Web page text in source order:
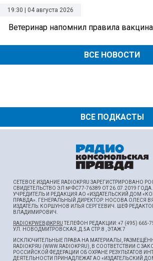
ВСЕ ПОДКАСТЫ
19:30 | 04 августа 2026
Ветеринар напомнил правила
ВСЕ НОВОСТИ
СЕТЕВОЕ ИЗДАНИЕ RADIOKP.RU ЗАРЕГИСТРИРОВАНО
СВИДЕТЕЛЬСТВО ЭЛ № ФС77-76389 ОТ 26.07.2019 ГОДА.
УЧРЕДИТЕЛЬ И РЕДАКЦИЯ АО «ИЗДАТЕЛЬСКИЙ ДОМ
ПРАВДА». ГЕНЕРАЛЬНЫЙ ДИРЕКТОР: НОСОВА ОЛЕСЯ
ИЗДАТЕЛЬ: КОРШУНОВ ИЛЬЯ СЕРГЕЕВИЧ. ШEФ
ВЛАДИМИРОВИЧ.
RADIOKPWEB@KP.RUТЕЛЕФОН РЕДАКЦИИ: +7 (495) 665-
УЛ. НОВОДМИТРОВСКАЯ, Д.5А СТР.8 , ЭТАЖ 7
ИСКЛЮЧИТЕЛЬНЫЕ ПРАВА НА МАТЕРИАЛЫ,
RADIOKP.RU (WWW.RADIOKP.RU), В СООТВЕТСТВИИ С
РОССИЙСКОЙ ФЕДЕРАЦИИ ОБ ОХРАНЕ РЕЗУЛЬТАТОВ
ДЕЯТЕЛЬНОСТИ ПРИНАДЛЕЖАТ АО «ИЗДАТЕЛЬСКИЙ